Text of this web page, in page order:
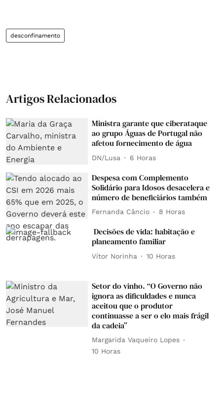
desconfinamento
Artigos Relacionados
Ministra garante que ciberataque
ao grupo Águas de Portugal não
afetou fornecimento de água
DN/Lusa 6 Horas
Despesa com Complemento
Solidário para Idosos desacelera e
número de beneficiários também
Fernanda Câncio 8 Horas
Decisões de vida: habitação e
planeamento familiar
Vítor Norinha 10 Horas
Setor do vinho. “O Governo não
ignora as dificuldades e nunca
aceitou que o produtor
continuasse a ser o elo mais frágil
da cadeia”
Margarida Vaqueiro Lopes
10 Horas